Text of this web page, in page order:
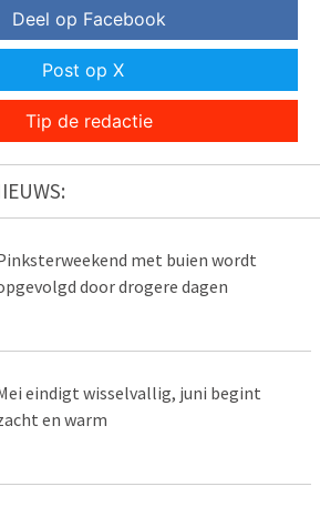
Deel op Facebook
Post op X
Tip de redactie
met buien wordt
door drogere dagen
eindigt wisselvallig, juni begint
en warm